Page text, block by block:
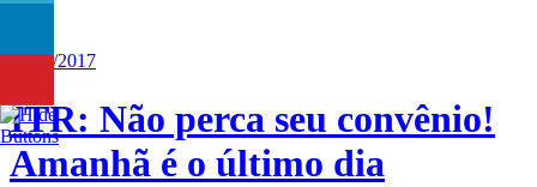
30/03/2017
ITR: Não perca seu convênio!
Amanhã é o último dia